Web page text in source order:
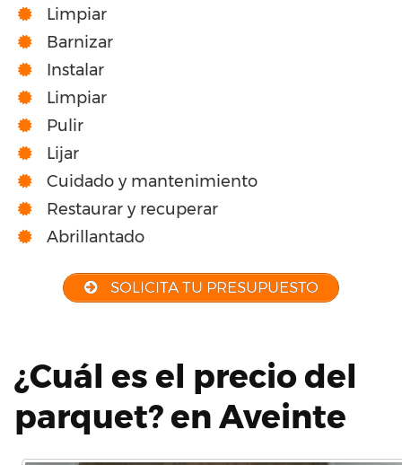
Limpiar
Barnizar
Instalar
Limpiar
Pulir
Lijar
Cuidado y mantenimiento
Restaurar y recuperar
Abrillantado
SOLICITA TU PRESUPUESTO
¿Cuál es el precio del
parquet? en Aveinte